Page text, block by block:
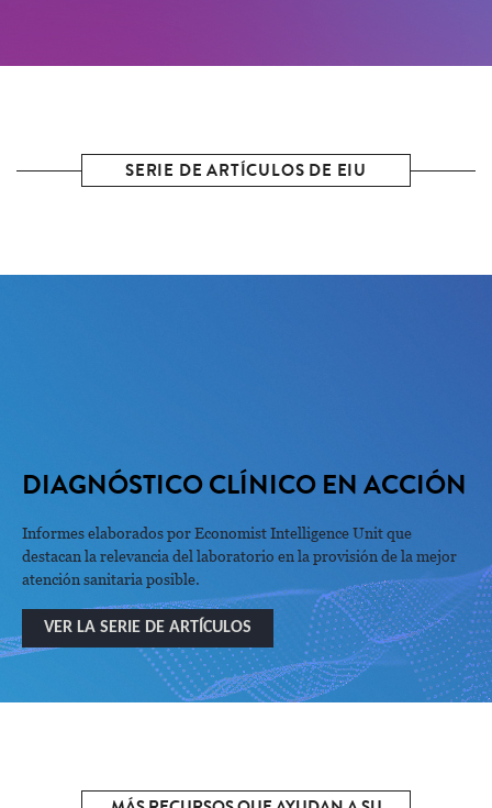
SERIE DE ARTÍCULOS DE EIU
DIAGNÓSTICO CLÍNICO EN ACCIÓN
Informes elaborados por Economist Intelligence Unit que
destacan la relevancia del laboratorio en la provisión de la mejor
atención sanitaria posible.
VER LA SERIE DE ARTÍCULOS